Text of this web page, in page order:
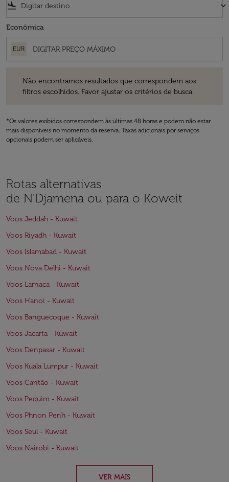
flight_land keyboard_arrow_down
Econômica
EUR
Não encontramos resultados que correspondem aos
filtros escolhidos. Favor ajustar os critérios de busca.
*Os valores exibidos correspondem às últimas 48 horas e podem não estar
mais disponíveis no momento da reserva. Taxas adicionais por serviços
opcionais podem ser aplicáveis.
Rotas alternativas
de N'Djamena ou para o Koweit
Voos Jeddah - Kuwait
Voos Riyadh - Kuwait
Voos Islamabad - Kuwait
Voos Nova Delhi - Kuwait
Voos Larnaca - Kuwait
Voos Hanoi - Kuwait
Voos Banguecoque - Kuwait
Voos Jacarta - Kuwait
Voos Denpasar - Kuwait
Voos Kuala Lumpur - Kuwait
Voos Cantão - Kuwait
Voos Pequim - Kuwait
Voos Phnon Penh - Kuwait
Voos Seul - Kuwait
Voos Nairobi - Kuwait
VER MAIS